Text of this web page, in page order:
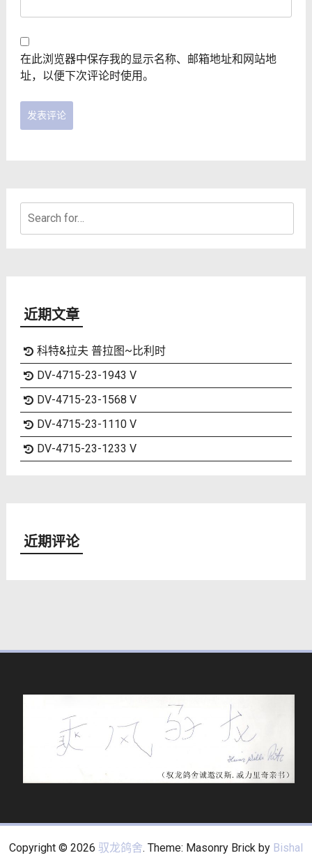
在此浏览器中保存我的显示名称、邮箱地址和网站地
址，以便下次评论时使用。
for:
近期文章
科特&拉夫 普拉图~比利时
DV-4715-23-1943 V
DV-4715-23-1568 V
DV-4715-23-1110 V
DV-4715-23-1233 V
近期评论
Copyright © 2026 驭龙鸽舍. Theme: Masonry Brick by Bishal